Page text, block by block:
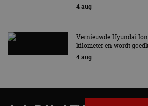
4 aug
Vernieuwde Hyundai
kilometer en wordt
4 aug